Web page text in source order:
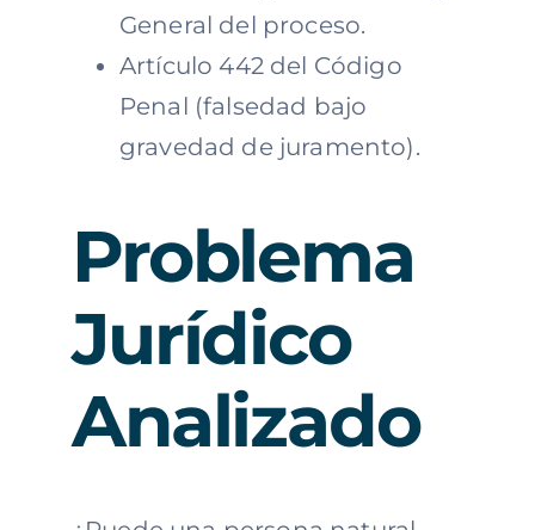
General del proceso.
Artículo 442 del Código
Penal (falsedad bajo
gravedad de juramento).
Problema
Jurídico
Analizado